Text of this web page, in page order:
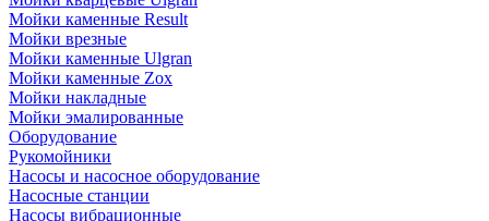
Мойки каменные Result
Мойки врезные
Мойки каменные Ulgran
Мойки каменные Zox
Мойки накладные
Мойки эмалированные
Оборудование
Рукомойники
Насосы и насосное оборудование
Насосные станции
Насосы вибрационные